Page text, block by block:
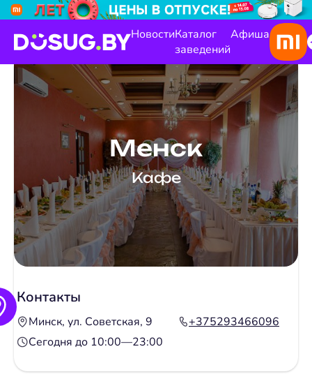
НовостиКаталог
заведений
Афиша
Менск
Кафе
Контакты
Минск, ул. Советская, 9
+375293466096
Сегодня до 10:00—23:00